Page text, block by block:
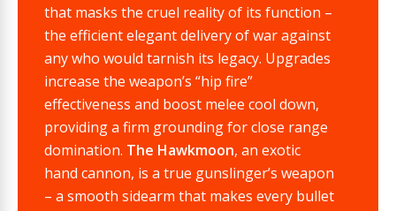
that masks the cruel reality of its function –
the efficient elegant delivery of war against
any who would tarnish its legacy. Upgrades
increase the weapon’s “hip fire”
effectiveness and boost melee cool down,
providing a firm grounding for close range
domination. The Hawkmoon, an exotic
hand cannon, is a true gunslinger’s weapon
– a smooth sidearm that makes every bullet